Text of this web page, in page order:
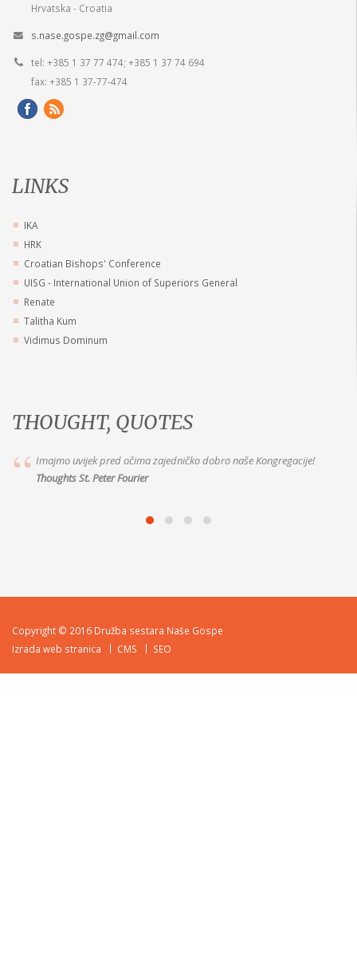
Hrvatska - Croatia
s.nase.gospe.zg@gmail.com
tel: +385 1 37 77 474; +385 1 37 74 694
fax: +385 1 37-77-474
LINKS
IKA
HRK
Croatian Bishops' Conference
UISG - International Union of Superiors General
Renate
Talitha Kum
Vidimus Dominum
THOUGHT, QUOTES
Imajmo uvijek pred očima zajedničko dobro naše Kongregacije!
Thoughts St. Peter Fourier
Copyright © 2016 Družba sestara Naše Gospe
Izrada web stranica
CMS SEO